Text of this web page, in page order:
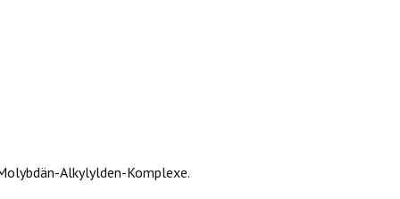
Alkylylden-Komplexe.